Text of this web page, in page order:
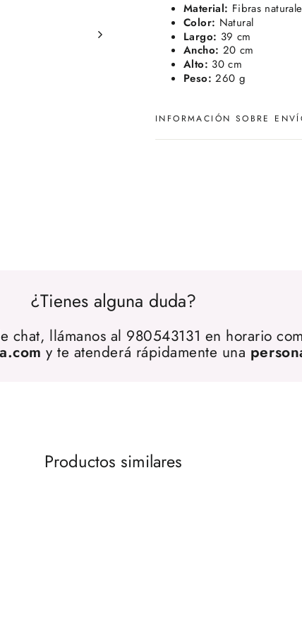
Material: Fibras
Color: Natural
Largo: 39 cm
Ancho: 20 cm
Alto: 30 cm
Peso: 260 g
INFORMACIÓN SOBRE
¿Tienes alguna duda?
chat, llámanos al 980543131 en horario
y te atenderá rápidamente una
Productos similares